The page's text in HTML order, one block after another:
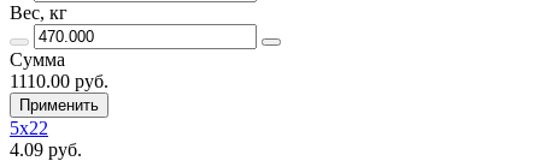
Вес, кг
Сумма
1110.00 руб.
Применить
5х22
4.09 руб.